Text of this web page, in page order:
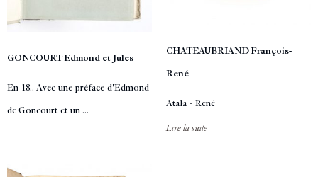
GONCOURT Edmond et Jules
En 18.. Avec une préface d'Edmond
de Goncourt et un ...
CHATEAUBRIAND François-
René
Atala - René
Lire la suite